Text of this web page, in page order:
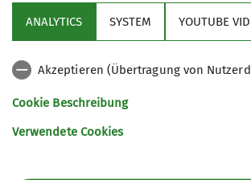
wichtige Infos
Partner
ANALYTICS SYSTEM YOUTUBE
Akzeptieren (Übertragung von
Cookie Beschreibung
Verwendete Cookies